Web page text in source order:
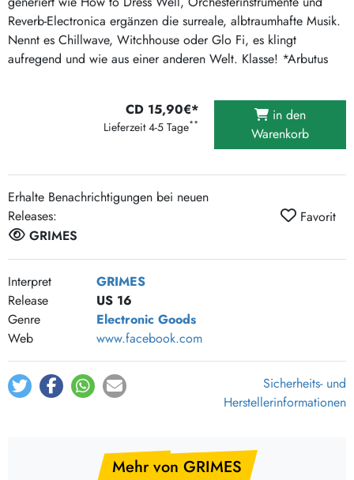
Reverb-Electronica ergänzen die surreale, albtraumhafte Musik.
Nennt es Chillwave, Witchhouse oder Glo Fi, es klingt
aufregend und wie aus einer anderen Welt. Klasse! *Arbutus
CD 15,90€*
Lieferzeit 4-5 Tage**
in den
Warenkorb
Erhalte Benachrichtigungen bei neuen
Releases:
GRIMES
Favorit
Interpret
GRIMES
Release
US 16
Genre
Electronic Goods
Web
www.facebook.com
Sicherheits- und
Herstellerinformationen
Mehr von GRIMES